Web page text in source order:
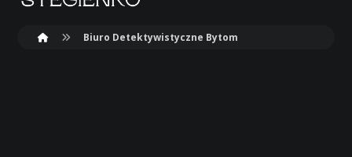
Biuro Detektywistyczne Bytom